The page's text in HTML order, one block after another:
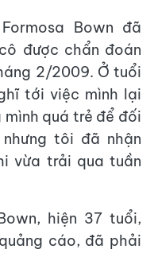
Bown đã
được chẩn đoán
2/2009. Ở tuổi
tới việc mình lại
mình quá trẻ để đối
tôi đã nhận
vừa trải qua tuần
hiện 37 tuổi,
cáo, đã phải